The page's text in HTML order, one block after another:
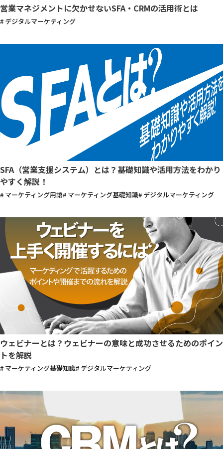
営業マネジメントに欠かせないSFA・CRMの活用術とは
# デジタルマーケティング
SFA（営業支援システム）とは？基礎知識や活用方法をわかり
やすく解説！
# マーケティング用語# マーケティング基礎知識# デジタルマーケティング
ウェビナーとは？ウェビナーの意味と成功させるためのポイン
トを解説
# マーケティング基礎知識# デジタルマーケティング